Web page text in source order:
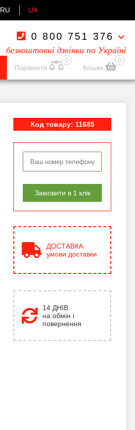
RU UA
0 800 751 376
безкоштовні дзвінки по Україні
0
Порівняти
0
Кошик
Код товару: 11685
Замовити в 1 клік
ДОСТАВКА
умови доставки
14 ДНІВ
на обмін і
повернення